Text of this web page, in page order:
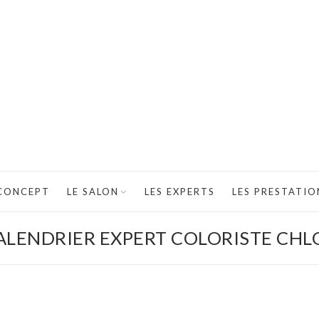
LE SALON LES EXPERTS LES
EXPERT COLORISTE